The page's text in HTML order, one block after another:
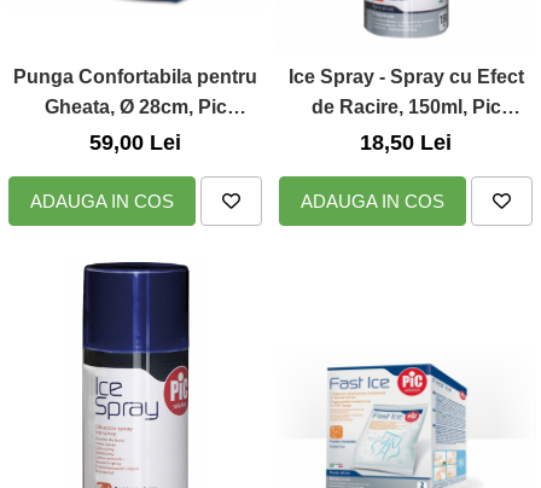
Punga Confortabila pentru
Gheata, Ø 28cm, Pic
Solution
59,00 Lei
ADAUGA IN COS
Ice Spray - Spray cu Efect
de Racire, 150ml, Pic
Solution
18,50 Lei
ADAUGA IN COS